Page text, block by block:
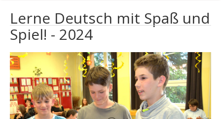
Lerne Deutsch mit Spaß und
Spiel! - 2024